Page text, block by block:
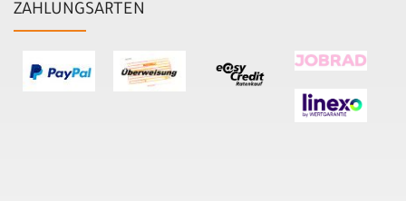
ZAHLUNGSARTEN